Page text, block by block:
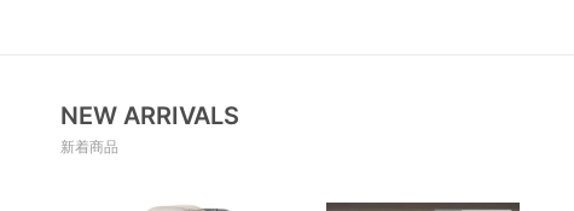
NEW ARRIVALS
新着商品